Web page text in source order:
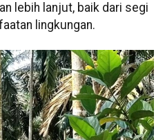
lebih lanjut, baik dari segi
lingkungan.